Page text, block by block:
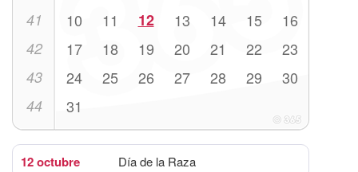
41 10 11 12 13 14 15 16
42 17 18 19 20 21 22 23
43 24 25 26 27 28 29 30
44 31
12 octubre Día de la Raza